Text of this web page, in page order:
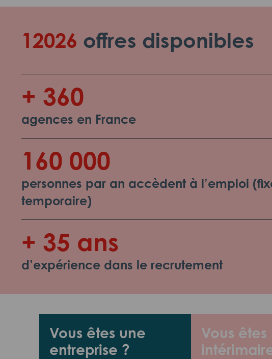
12026 offres disponibles
+ 360
agences en France
160 000
personnes par an accèdent à l’emploi
temporaire)
+ 35 ans
d’expérience dans le recrutement
Vous êtes une
entreprise ?
Vous êtes